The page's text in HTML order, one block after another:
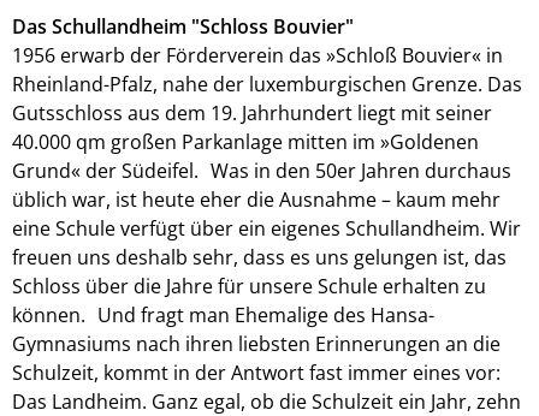
Das Schullandheim "Schloss Bouvier"
1956 erwarb der Förderverein das »Schloß Bouvier« in
Rheinland-Pfalz, nahe der luxemburgischen Grenze. Das
Gutsschloss aus dem 19. Jahrhundert liegt mit seiner
40.000 qm großen Parkanlage mitten im »Goldenen
Grund« der Südeifel. Was in den 50er Jahren durchaus
üblich war, ist heute eher die Ausnahme – kaum mehr
eine Schule verfügt über ein eigenes Schullandheim. Wir
freuen uns deshalb sehr, dass es uns gelungen ist, das
Schloss über die Jahre für unsere Schule erhalten zu
können. Und fragt man Ehemalige des Hansa-
Gymnasiums nach ihren liebsten Erinnerungen an die
Schulzeit, kommt in der Antwort fast immer eines vor:
Das Landheim. Ganz egal, ob die Schulzeit ein Jahr, zehn